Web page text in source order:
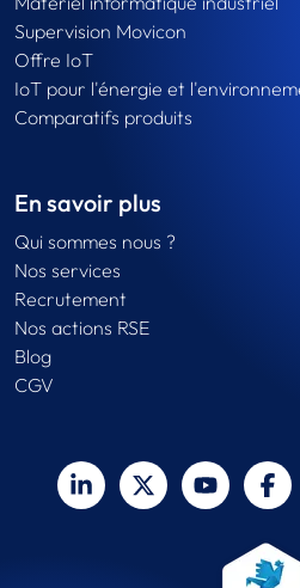
Supervision Movicon
Offre IoT
IoT pour l'énergie et
Comparatifs produits
En savoir plus
Qui sommes nous ?
Nos services
Recrutement
Nos actions RSE
Blog
CGV